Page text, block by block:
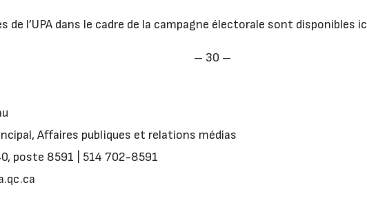
de l’UPA dans le cadre de la campagne électorale sont disponibles
– 30 –
Affaires publiques et relations médias
poste 8591 | 514 702-8591